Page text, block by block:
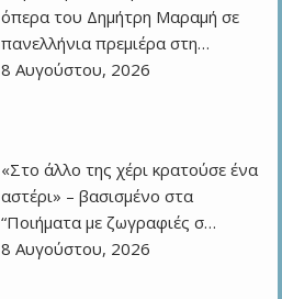
όπερα του Δημήτρη Μαραμή σε
πανελλήνια πρεμιέρα στη…
8 Αυγούστου, 2026
«Στο άλλο της χέρι κρατούσε ένα
αστέρι» – βασισμένο στα
“Ποιήματα με ζωγραφιές σ…
8 Αυγούστου, 2026